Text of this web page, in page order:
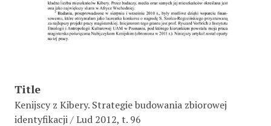
Title
Kenijscy z Kibery. Strategie budowania zbiorowej
identyfikacji / Lud 2012, t. 96